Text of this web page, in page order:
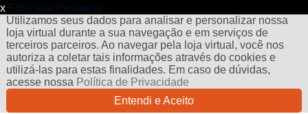
x Filtre sua Pesquisa:
Utilizamos seus dados para analisar e personalizar nossa
loja virtual durante a sua navegação e em serviços de
terceiros parceiros. Ao navegar pela loja virtual, você nos
autoriza a coletar tais informações através do cookies e
utilizá-las para estas finalidades. Em caso de dúvidas,
acesse nossa Política de Privacidade
Entendi e Aceito